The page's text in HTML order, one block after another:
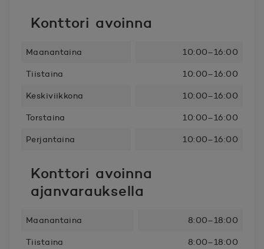
Konttori avoinna
Maanantaina 10:00–16:00
Tiistaina 10:00–16:00
Keskiviikkona 10:00–16:00
Torstaina 10:00–16:00
Perjantaina 10:00–16:00
Konttori avoinna
ajanvarauksella
Maanantaina 8:00–18:00
Tiistaina 8:00–18:00